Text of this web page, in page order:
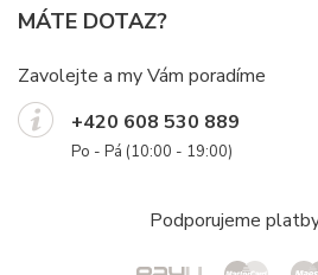
MÁTE DOTAZ?
Zavolejte a my Vám poradíme
+420 608 530 889
Po - Pá (10:00 - 19:00)
Podporujeme